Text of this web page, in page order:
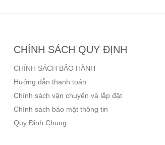
CHÍNH SÁCH QUY ĐỊNH
CHÍNH SÁCH BẢO HÀNH
Hướng dẫn thanh toán
Chính sách vận chuyển và lắp đặt
Chính sách bảo mật thông tin
Quy Định Chung